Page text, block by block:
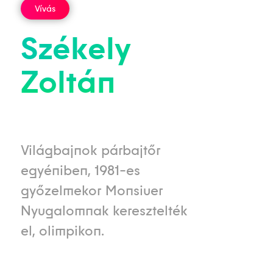
Vívás
Székely
Zoltán
Világbajnok párbajtőr
egyéniben, 1981-es
győzelmekor Monsiuer
Nyugalomnak keresztelték
el, olimpikon.